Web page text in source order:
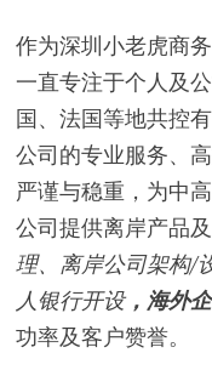
作为深圳小老虎商
一直专注于个人及
国、法国等地共控
公司的专业服务、
严谨与稳重，为中
公司提供离岸产品及
理、离岸公司架构/
人银行开设，海外
功率及客户赞誉。